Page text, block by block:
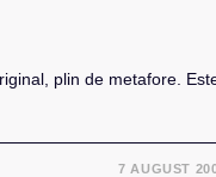
plin de metafore.
7 AUGUST